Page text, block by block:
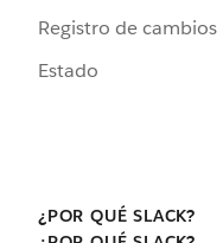
Registro de cambios
Estado
¿POR QUÉ SLACK?